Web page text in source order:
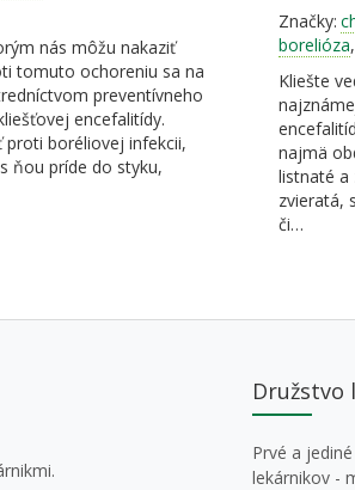
nás môžu nakaziť
tomuto ochoreniu sa na
preventívneho
encefalitídy.
boréliovej infekcii,
ňou príde do styku,
Značky:
borelióza,
Kliešte
najmä
listnaté a
zvieratá,
či…
Družstvo
Prvé a
lekárnikov -